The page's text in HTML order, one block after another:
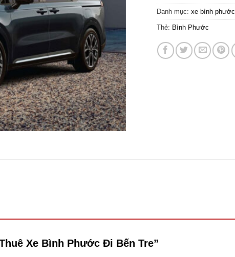
Danh mục: xe bình phước
Thẻ: Bình Phước
Xe Bình Phước Đi Bến Tre”